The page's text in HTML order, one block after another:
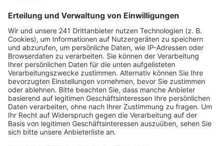
Selbsttests?
Anzeige
Ein Problem:Schnell- und Selbsttestssind nicht so
genau wie einPCR-Test, der im Labor ausgewertet
wird. Sie seien dann genau, wenn die Viruslast bei der
Testperson besonders hoch ist, darum sind sie wichtig,
sagt Virologe Jonas Schmidt-Chanasit. Vor allem sei
es wichtig, dass sie schnell sind und Patienten